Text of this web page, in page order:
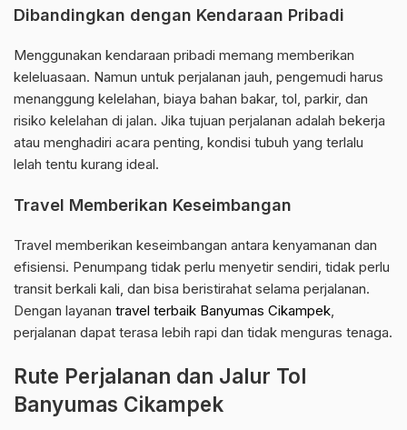
Dibandingkan dengan Kendaraan Pribadi
Menggunakan kendaraan pribadi memang memberikan
keleluasaan. Namun untuk perjalanan jauh, pengemudi harus
menanggung kelelahan, biaya bahan bakar, tol, parkir, dan
risiko kelelahan di jalan. Jika tujuan perjalanan adalah bekerja
atau menghadiri acara penting, kondisi tubuh yang terlalu
lelah tentu kurang ideal.
Travel Memberikan Keseimbangan
Travel memberikan keseimbangan antara kenyamanan dan
efisiensi. Penumpang tidak perlu menyetir sendiri, tidak perlu
transit berkali kali, dan bisa beristirahat selama perjalanan.
Dengan layanan travel terbaik Banyumas Cikampek,
perjalanan dapat terasa lebih rapi dan tidak menguras tenaga.
Rute Perjalanan dan Jalur Tol
Banyumas Cikampek